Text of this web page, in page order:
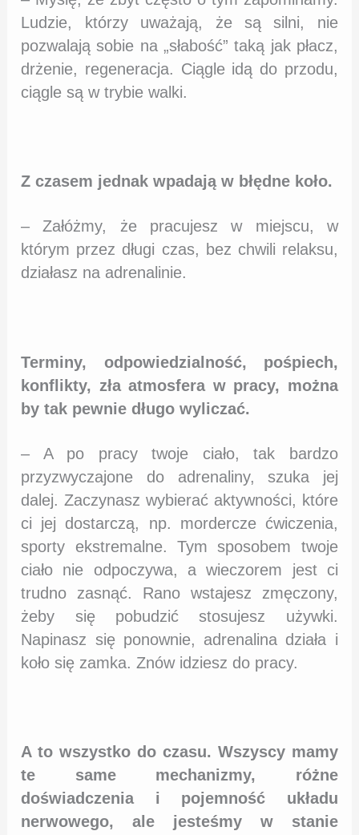
Ludzie, którzy uważają, że są silni, nie
pozwalają sobie na „słabość” taką jak płacz,
drżenie, regeneracja. Ciągle idą do przodu,
ciągle są w trybie walki.
Z czasem jednak wpadają w błędne koło.
– Załóżmy, że pracujesz w miejscu, w
którym przez długi czas, bez chwili relaksu,
działasz na adrenalinie.
Terminy, odpowiedzialność, pośpiech,
konflikty, zła atmosfera w pracy, można
by tak pewnie długo wyliczać.
– A po pracy twoje ciało, tak bardzo
przyzwyczajone do adrenaliny, szuka jej
dalej. Zaczynasz wybierać aktywności, które
ci jej dostarczą, np. mordercze ćwiczenia,
sporty ekstremalne. Tym sposobem twoje
ciało nie odpoczywa, a wieczorem jest ci
trudno zasnąć. Rano wstajesz zmęczony,
żeby się pobudzić stosujesz używki.
Napinasz się ponownie, adrenalina działa i
koło się zamka. Znów idziesz do pracy.
A to wszystko do czasu. Wszyscy mamy
te same mechanizmy, różne
doświadczenia i pojemność układu
nerwowego, ale jesteśmy w stanie